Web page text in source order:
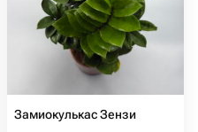
Замиокулькас Зензи